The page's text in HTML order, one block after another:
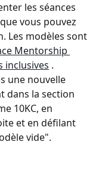
les séances
vous pouvez
Les modèles sont
Mentorship
inclusives .
une nouvelle
dans la section
10KC, en
et en défilant
vide".